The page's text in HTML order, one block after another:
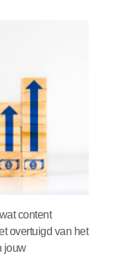
content
overtuigd van het
jouw